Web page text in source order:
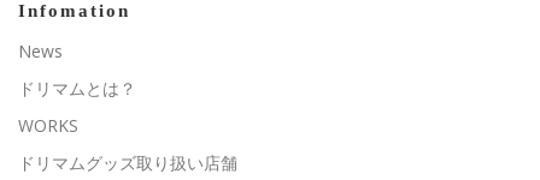
Infomation
News
ドリマムとは？
WORKS
ドリマムグッズ取り扱い店舗